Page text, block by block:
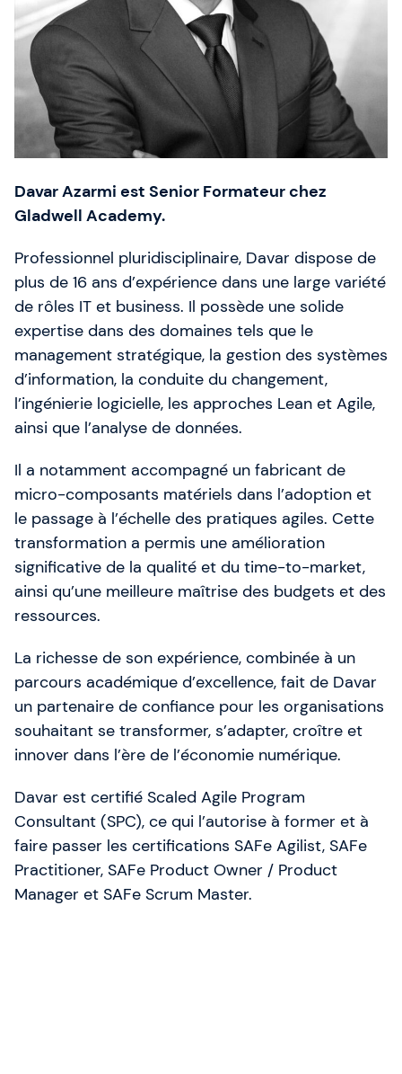
Qui sommes-nous ?
Notre équipe
Gladwell Academy
Gladwell Academy accompagne les professionnels
ambitieux grâce à des formations pratiques en
Agile, SAFe et Intelligence Artificielle. À travers
concrets, nous aidons les équipes à être meilleures
qu’hier.
SAFe 6.0
Contactez-nous
Offres d'emploi
Devise: EUR (€)
Changer de langue
Davar Azarmi est Senior Formateur chez
Gladwell Academy.
Professionnel pluridisciplinaire, Davar dispose de
plus de 16 ans d’expérience dans une large variété
de rôles IT et business. Il possède une solide
expertise dans des domaines tels que le
management stratégique, la gestion des systèmes
d’information, la conduite du changement,
l’ingénierie logicielle, les approches Lean et Agile,
ainsi que l’analyse de données.
Il a notamment accompagné un fabricant de
micro-composants matériels dans l’adoption et
le passage à l’échelle des pratiques agiles. Cette
transformation a permis une amélioration
significative de la qualité et du time-to-market,
ainsi qu’une meilleure maîtrise des budgets et des
ressources.
La richesse de son expérience, combinée à un
parcours académique d’excellence, fait de Davar
un partenaire de confiance pour les organisations
souhaitant se transformer, s’adapter, croître et
innover dans l’ère de l’économie numérique.
Davar est certifié Scaled Agile Program
Consultant (SPC), ce qui l’autorise à former et à
faire passer les certifications SAFe Agilist, SAFe
Practitioner, SAFe Product Owner / Product
Manager et SAFe Scrum Master.